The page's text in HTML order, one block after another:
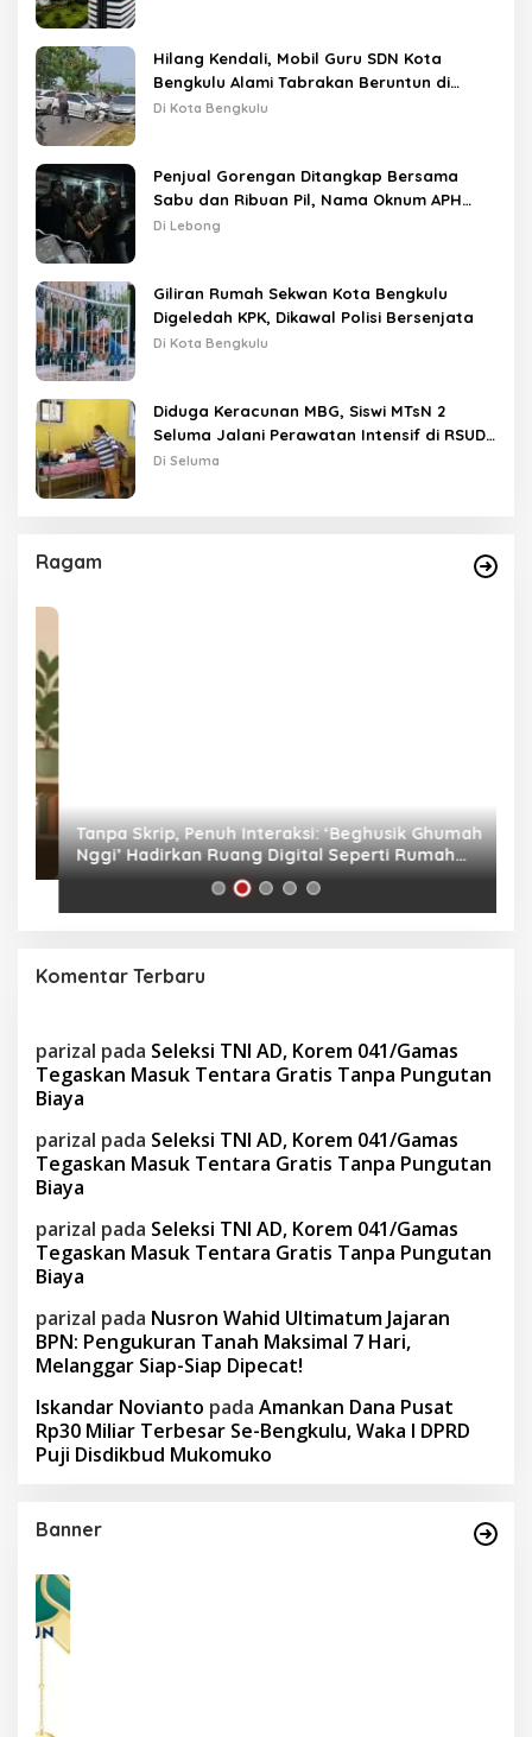
Hilang Kendali, Mobil Guru SDN Kota
Bengkulu Alami Tabrakan Beruntun di
Lampu Merah
Di Kota Bengkulu
Penjual Gorengan Ditangkap Bersama
Sabu dan Ribuan Pil, Nama Oknum APH
Disebut Saat Interogasi
Di Lebong
Giliran Rumah Sekwan Kota Bengkulu
Digeledah KPK, Dikawal Polisi Bersenjata
Di Kota Bengkulu
Diduga Keracunan MBG, Siswi MTsN 2
Seluma Jalani Perawatan Intensif di RSUD
Tais
Di Seluma
Ragam
Tanpa Skrip, Penuh Interaksi: ‘Beghusik Ghumah
Nggi’ Hadirkan Ruang Digital Seperti Rumah
Sendiri
Komentar Terbaru
parizal pada Seleksi TNI AD, Korem 041/Gamas
Tegaskan Masuk Tentara Gratis Tanpa Pungutan
Biaya
parizal pada Seleksi TNI AD, Korem 041/Gamas
Tegaskan Masuk Tentara Gratis Tanpa Pungutan
Biaya
parizal pada Seleksi TNI AD, Korem 041/Gamas
Tegaskan Masuk Tentara Gratis Tanpa Pungutan
Biaya
parizal pada Nusron Wahid Ultimatum Jajaran
BPN: Pengukuran Tanah Maksimal 7 Hari,
Melanggar Siap-Siap Dipecat!
Iskandar Novianto pada Amankan Dana Pusat
Rp30 Miliar Terbesar Se-Bengkulu, Waka I DPRD
Puji Disdikbud Mukomuko
Banner